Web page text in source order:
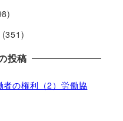
(351)
投稿
の権利（2）労働協